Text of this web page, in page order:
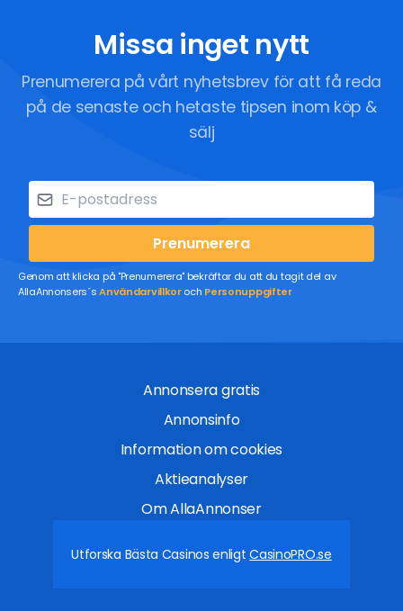
Missa inget nytt
Prenumerera på vårt nyhetsbrev för att få reda
på de senaste och hetaste tipsen inom köp &
sälj
Prenumerera
Genom att klicka på "Prenumerera" bekräftar du att du tagit del av
AllaAnnonsers´sAnvändarvillkoroch Personuppgifter
Annonsera gratis
Annonsinfo
Information om cookies
Aktieanalyser
Om AllaAnnonser
Utforska Bästa Casinos enligtCasinoPRO.se